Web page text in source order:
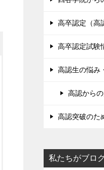
高卒認定（高
高卒認定試験
高認生の悩み
高認から
高認突破のた
私たちがブロ